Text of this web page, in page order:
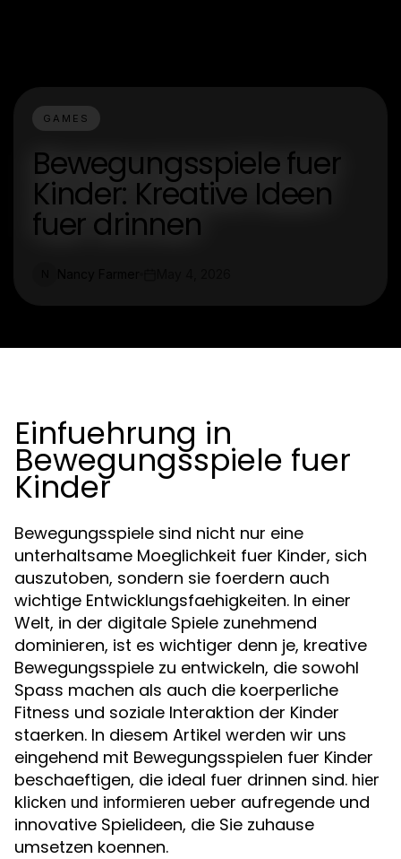
GAMES
Bewegungsspiele fuer
Kinder: Kreative Ideen
fuer drinnen
Einfuehrung in
Bewegungsspiele fuer
Kinder
Bewegungsspiele sind nicht nur eine
unterhaltsame Moeglichkeit fuer Kinder, sich
auszutoben, sondern sie foerdern auch
wichtige Entwicklungsfaehigkeiten. In einer
Welt, in der digitale Spiele zunehmend
dominieren, ist es wichtiger denn je, kreative
Bewegungsspiele zu entwickeln, die sowohl
Spass machen als auch die koerperliche
Fitness und soziale Interaktion der Kinder
staerken. In diesem Artikel werden wir uns
eingehend mit Bewegungsspielen fuer Kinder
beschaeftigen, die ideal fuer drinnen sind. hier
klicken und informieren ueber aufregende und
innovative Spielideen, die Sie zuhause
umsetzen koennen.